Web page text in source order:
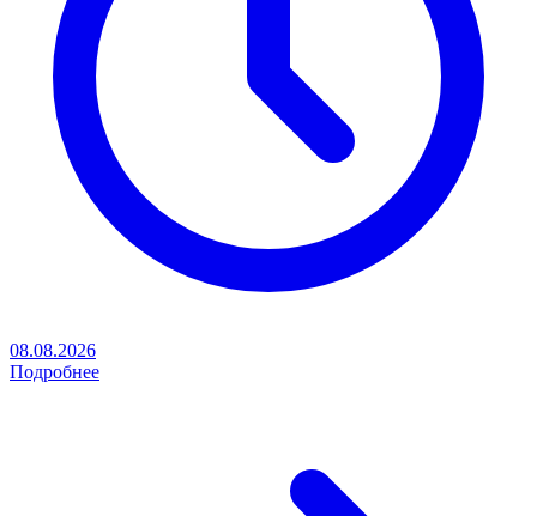
08.08.2026
Подробнее